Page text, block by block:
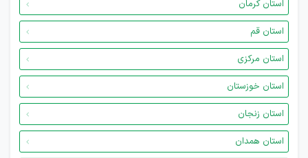
استان کرمان
استان قم
استان مرکزی
استان خوزستان
استان زنجان
استان همدان